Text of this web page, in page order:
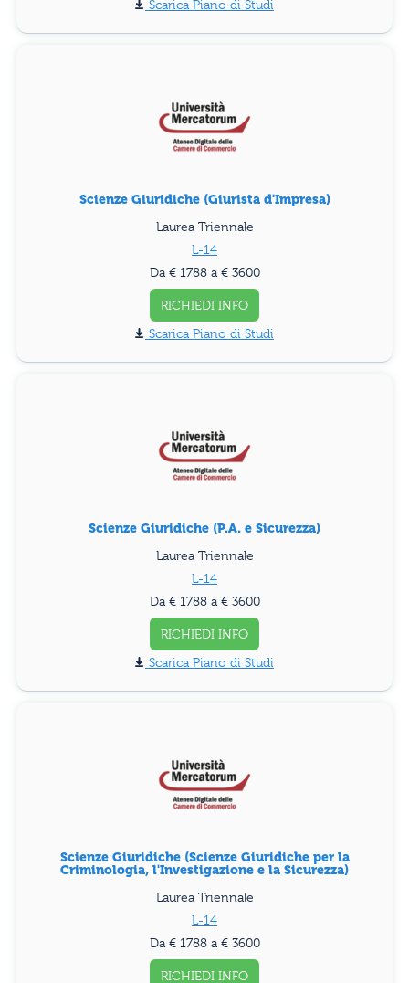
Piano di Studi
Scienze Giuridiche (Giurista d'Impresa)
Laurea Triennale
L-14
Da € 1788 a € 3600
RICHIEDI INFO
Piano di Studi
Scienze Giuridiche (P.A. e Sicurezza)
Laurea Triennale
L-14
Da € 1788 a € 3600
RICHIEDI INFO
Piano di Studi
Scienze Giuridiche (Scienze Giuridiche per la
Criminologia, l'Investigazione e la Sicurezza)
Laurea Triennale
L-14
Da € 1788 a € 3600
RICHIEDI INFO